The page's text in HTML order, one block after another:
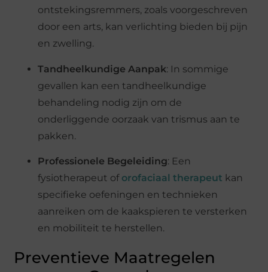
ontstekingsremmers, zoals voorgeschreven
door een arts, kan verlichting bieden bij pijn
en zwelling.
Tandheelkundige Aanpak: In sommige
gevallen kan een tandheelkundige
behandeling nodig zijn om de
onderliggende oorzaak van trismus aan te
pakken.
Professionele Begeleiding: Een
fysiotherapeut of orofaciaal therapeut kan
specifieke oefeningen en technieken
aanreiken om de kaakspieren te versterken
en mobiliteit te herstellen.
Preventieve Maatregelen